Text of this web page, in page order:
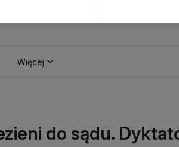
Więcej
do sądu.